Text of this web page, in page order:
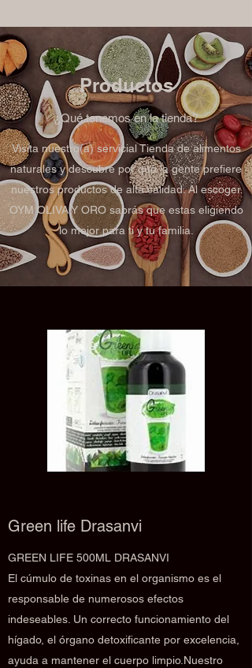
Productos
¿Qué tenemos en la tienda?
Visita nuestro(a) servicial Tienda de alimentos
naturales y descubre por qué la gente prefiere
nuestros productos de alta calidad. Al escoger
OYM OLIVA Y ORO sabrás que estas eligiendo
lo mejor para ti y tu familia.
Green life Drasanvi
GREEN LIFE 500ML DRASANVI
El cúmulo de toxinas en el organismo es el
responsable de numerosos efectos
indeseables. Un correcto funcionamiento del
hígado, el órgano detoxificante por excelencia,
ayuda a mantener el cuerpo limpio.Nuestro